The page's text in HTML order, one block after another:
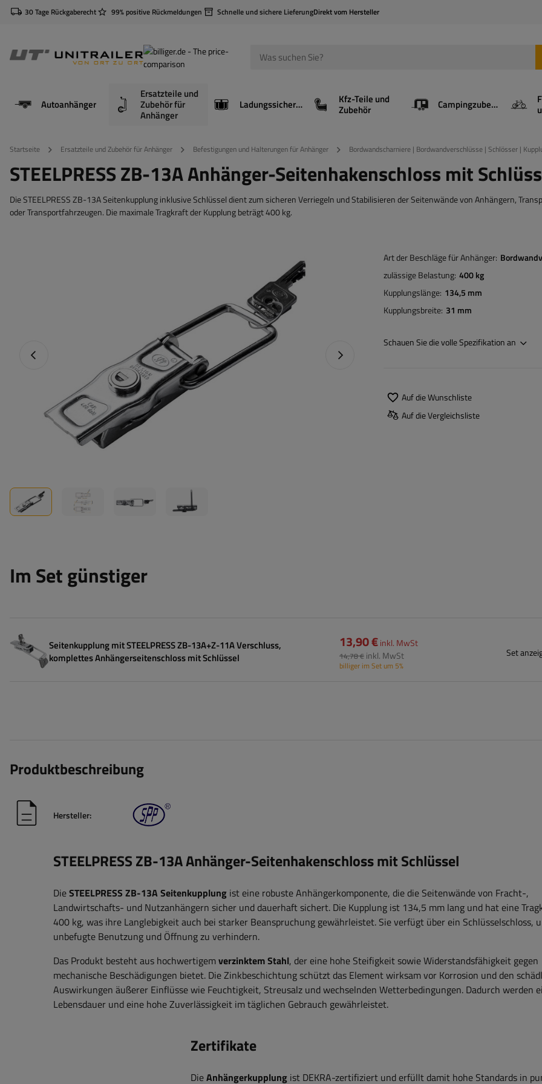
30 Tage Rückgaberecht 99% positive Rückmeldungen Schnelle und sichere LieferungDirekt vom Hersteller
Autoanhänger
Ersatzteile und
Zubehör für
Anhänger
Ladungssicherung Kfz-Teile und
Zubehör Campingzubehör
Startseite Ersatzteile und Zubehör für Anhänger Befestigungen und Halterungen für Anhänger Bordwandscharniere | Bordwandverschlüsse | Schlösser |
STEELPRESS ZB-13A Anhänger-Seitenhakenschloss mit
Die STEELPRESS ZB-13A Seitenkupplung inklusive Schlüssel dient zum sicheren Verriegeln und Stabilisieren der Seitenwände von Anhängern,
oder Transportfahrzeugen. Die maximale Tragkraft der Kupplung beträgt 400 kg.
Vorheriges Foto Nächstes Foto
Art der Beschläge für Anhänger
zulässige Belastung 400 kg
Kupplungslänge 134,5 mm
Kupplungsbreite 31 mm
Schauen Sie die volle Spezifikation an
Auf die Wunschliste
Auf die Vergleichsliste
Im Set günstiger
Seitenkupplung mit STEELPRESS ZB-13A+Z-11A Verschluss,
komplettes Anhängerseitenschloss mit Schlüssel
13,90 €inkl. MwSt
14,78 € inkl. MwSt
billiger im Set um 5%
Set
Produktbeschreibung
Hersteller:
STEELPRESS ZB-13A Anhänger-Seitenhakenschloss mit Schlüssel
DieSTEELPRESS ZB-13A Seitenkupplung ist eine robuste Anhängerkomponente, die die Seitenwände von Fracht-,
Landwirtschafts- und Nutzanhängern sicher und dauerhaft sichert. Die Kupplung ist 134,5 mm lang und hat eine
400 kg, was ihre Langlebigkeit auch bei starker Beanspruchung gewährleistet. Sie verfügt über ein Schlüsselschloss,
unbefugte Benutzung und Öffnung zu verhindern.
Das Produkt besteht aus hochwertigemverzinktem Stahl, der eine hohe Steifigkeit sowie Widerstandsfähigkeit gegen
mechanische Beschädigungen bietet. Die Zinkbeschichtung schützt das Element wirksam vor Korrosion und den
Auswirkungen äußerer Einflüsse wie Feuchtigkeit, Streusalz und wechselnden Wetterbedingungen. Dadurch werden
Lebensdauer und eine hohe Zuverlässigkeit im täglichen Gebrauch gewährleistet.
Zertifikate
DieAnhängerkupplung ist DEKRA-zertifiziert und erfüllt damit hohe Standards in